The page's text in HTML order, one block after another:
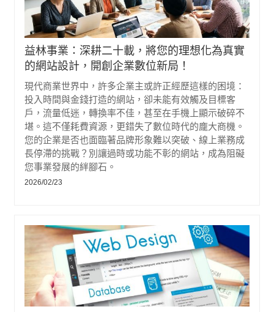
益林事業：深耕二十載，將您的理想化為真實
的網站設計，開創企業數位新局！
現代商業世界中，許多企業主或許正經歷這樣的困境：
投入時間與金錢打造的網站，卻未能有效觸及目標客
戶，流量低迷，轉換率不佳，甚至在手機上顯示破碎不
堪。這不僅耗費資源，更錯失了數位時代的龐大商機。
您的企業是否也面臨著品牌形象難以突破、線上業務成
長停滯的挑戰？別讓過時或功能不彰的網站，成為阻礙
您事業發展的絆腳石。
2026/02/23